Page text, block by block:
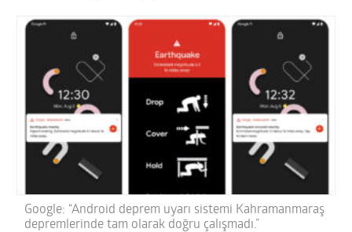
Google: “Android deprem uyarı sistemi Kahramanmaraş
depremlerinde tam olarak doğru çalışmadı.”